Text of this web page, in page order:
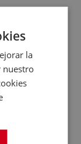
la
nuestro